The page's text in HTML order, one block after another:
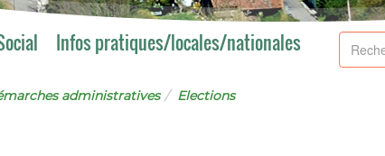
Infos pratiques/locales/nationales
administratives Elections